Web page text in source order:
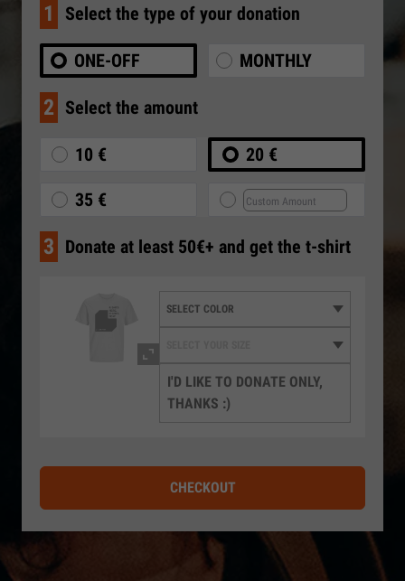
1 Select the type of your donation
ONE-OFF MONTHLY
2 Select the amount
10 € 20 €
35 €
3 Donate at least 50€+ and get the t-shirt
I'D LIKE TO DONATE ONLY,
THANKS :)
CHECKOUT